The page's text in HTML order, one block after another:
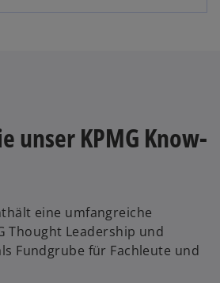
unser KPMG Know-
eine umfangreiche
Thought Leadership und
Fundgrube für Fachleute und